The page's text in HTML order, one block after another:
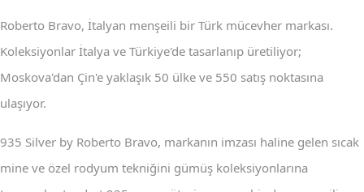
Roberto Bravo, İtalyan menşeili bir Türk mücevher markası.
Koleksiyonlar İtalya ve Türkiye'de tasarlanıp üretiliyor;
Moskova'dan Çin'e yaklaşık 50 ülke ve 550 satış noktasına
ulaşıyor.
935 Silver by Roberto Bravo, markanın imzası haline gelen sıcak
mine ve özel rodyum tekniğini gümüş koleksiyonlarına